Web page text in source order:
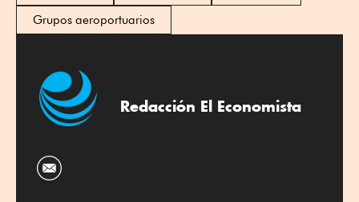
Grupos aeroportuarios
Redacción El Economista